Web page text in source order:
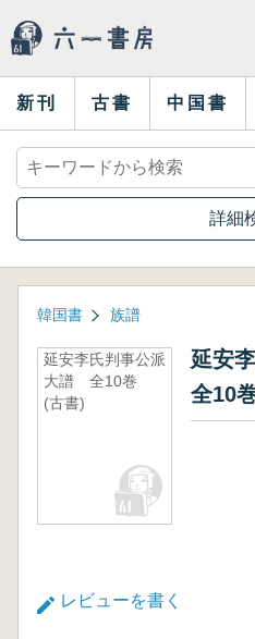
新刊 古書 中国書
詳細
韓国書 族譜
延安李氏判事公派
大譜 全10巻
(古書)
延安
全10
レビューを書く